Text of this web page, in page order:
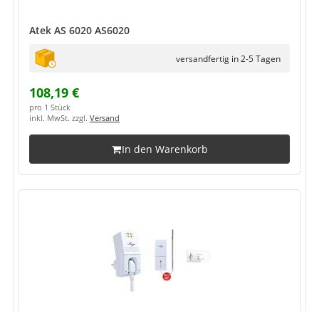
Atek AS 6020 AS6020
versandfertig in 2-5 Tagen
108,19 €
pro 1 Stück
inkl. MwSt. zzgl. Versand
In den Warenkorb